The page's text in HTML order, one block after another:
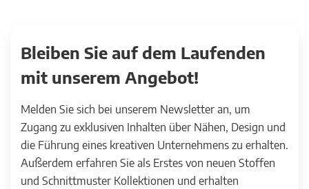
Bleiben Sie auf dem Laufenden
mit unserem Angebot!
Melden Sie sich bei unserem Newsletter an, um
Zugang zu exklusiven Inhalten über Nähen, Design und
die Führung eines kreativen Unternehmens zu erhalten.
Außerdem erfahren Sie als Erstes von neuen Stoffen
und Schnittmuster Kollektionen und erhalten